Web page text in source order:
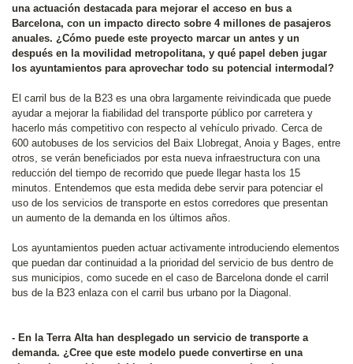
una actuación destacada para mejorar el acceso en bus a
Barcelona, con un impacto directo sobre 4 millones de pasajeros
anuales. ¿Cómo puede este proyecto marcar un antes y un
después en la movilidad metropolitana, y qué papel deben jugar
los ayuntamientos para aprovechar todo su potencial intermodal?
El carril bus de la B23 es una obra largamente reivindicada que puede
ayudar a mejorar la fiabilidad del transporte público por carretera y
hacerlo más competitivo con respecto al vehículo privado. Cerca de
600 autobuses de los servicios del Baix Llobregat, Anoia y Bages, entre
otros, se verán beneficiados por esta nueva infraestructura con una
reducción del tiempo de recorrido que puede llegar hasta los 15
minutos. Entendemos que esta medida debe servir para potenciar el
uso de los servicios de transporte en estos corredores que presentan
un aumento de la demanda en los últimos años.
Los ayuntamientos pueden actuar activamente introduciendo elementos
que puedan dar continuidad a la prioridad del servicio de bus dentro de
sus municipios, como sucede en el caso de Barcelona donde el carril
bus de la B23 enlaza con el carril bus urbano por la Diagonal.
- En la Terra Alta han desplegado un servicio de transporte a
demanda. ¿Cree que este modelo puede convertirse en una